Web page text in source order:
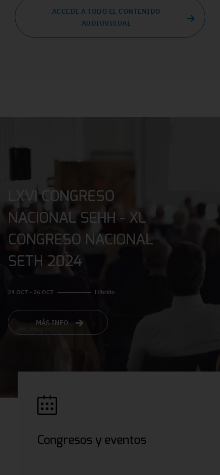
ACCEDE A TODO EL CONTENIDO
AUDIOVISUAL
LXVI CONGRESO
NACIONAL SEHH - XL
CONGRESO NACIONAL
SETH 2024
24 OCT - 26 OCT Híbrido
MÁS INFO
Congresos y eventos